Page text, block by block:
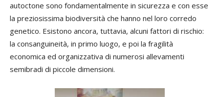
autoctone sono fondamentalmente in sicurezza e con esse
la preziosissima biodiversità che hanno nel loro corredo
genetico. Esistono ancora, tuttavia, alcuni fattori di rischio:
la consanguineità, in primo luogo, e poi la fragilità
economica ed organizzativa di numerosi allevamenti
semibradi di piccole dimensioni.